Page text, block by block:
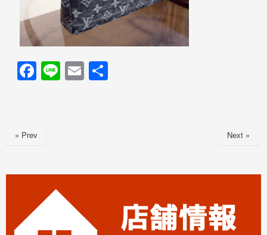
F
a
e
k
Li
n
E
m
« Prev Next »